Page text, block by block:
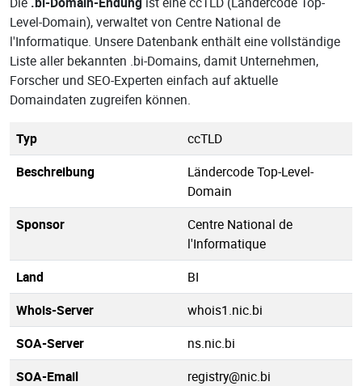
Level-Domain), verwaltet von Centre National de
l'Informatique. Unsere Datenbank enthält eine vollständige
Liste aller bekannten .bi-Domains, damit Unternehmen,
Forscher und SEO-Experten einfach auf aktuelle
Domaindaten zugreifen können.
Typ
ccTLD
Beschreibung
Ländercode Top-Level-
Domain
Sponsor
Centre National de
l'Informatique
Land
BI
Whois-Server
whois1.nic.bi
SOA-Server
ns.nic.bi
SOA-Email
registry@nic.bi